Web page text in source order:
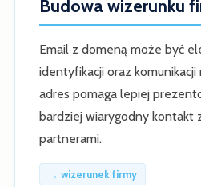
Budowa wizerunku
Email z domeną może być
identyfikacji oraz
adres pomaga lepiej
bardziej wiarygodny kontakt
partnerami.
→ wizerunek firmy